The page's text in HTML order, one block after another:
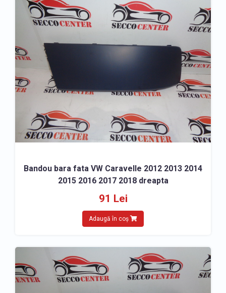
ACCESORII
» Covorase Volkswagen Caravelle 2012-2015
2015
Bandou bara fata VW Caravelle 2012 2013 2014
2015 2016 2017 2018 dreapta
91 Lei
Adaugă în coș